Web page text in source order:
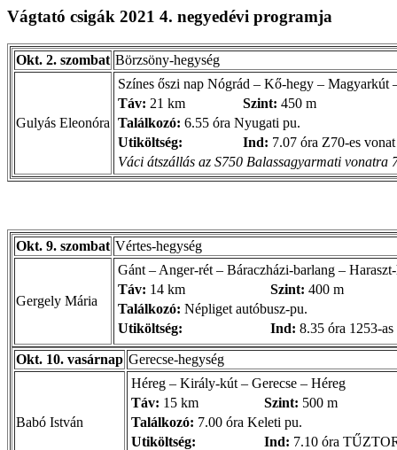
Vágtató csigák 2021 4. negyedévi programja
Okt. 2. szombat Börzsöny-hegység
Gulyás Eleonóra
Színes őszi nap Nógrád – Kő-hegy – Magyarkút
Táv: 21 km Szint: 450 m
Találkozó: 6.55 óra Nyugati pu.
Utiköltség:
Ind: 7.07 óra Z70-es vonat
Váci átszállás az S750 Balassagyarmati vonatra
Okt. 9. szombat Vértes-hegység
Gergely Mária
Gánt – Anger-rét – Báraczházi-barlang –
Táv: 14 km Szint: 400 m
Találkozó: Népliget autóbusz-pu.
Utiköltség:
Ind: 8.35 óra 1253-as
Okt. 10. vasárnap Gerecse-hegység
Babó István
Héreg – Király-kút – Gerecse – Héreg
Táv: 15 km Szint: 500 m
Találkozó: 7.00 óra Keleti pu.
Utiköltség:
Ind: 7.10 óra